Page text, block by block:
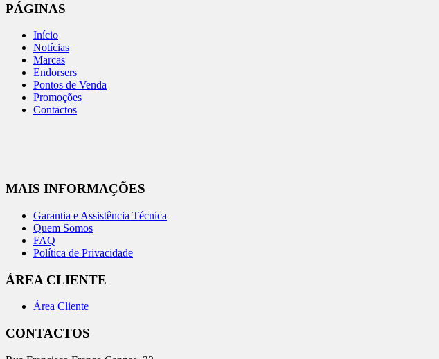
PÁGINAS
Início
Notícias
Marcas
Endorsers
Pontos de Venda
Promoções
Contactos
MAIS INFORMAÇÕES
Garantia e Assistência Técnica
Quem Somos
FAQ
Política de Privacidade
ÁREA CLIENTE
Área Cliente
CONTACTOS